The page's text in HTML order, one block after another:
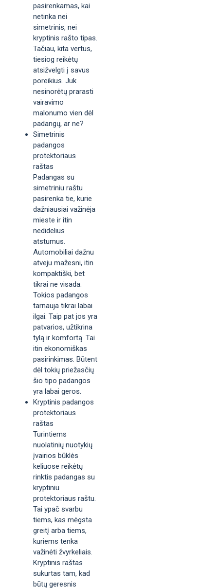
pasirenkamas, kai
netinka nei
simetrinis, nei
kryptinis rašto tipas.
Tačiau, kita vertus,
tiesiog reikėtų
atsižvelgti į savus
poreikius. Juk
nesinorėtų prarasti
vairavimo
malonumo vien dėl
padangų, ar ne?
Simetrinis
padangos
protektoriaus
raštas
Padangas su
simetriniu raštu
pasirenka tie, kurie
dažniausiai važinėja
mieste ir itin
nedidelius
atstumus.
Automobiliai dažnu
atveju mažesni, itin
kompaktiški, bet
tikrai ne visada.
Tokios padangos
tarnauja tikrai labai
ilgai. Taip pat jos yra
patvarios, užtikrina
tylą ir komfortą. Tai
itin ekonomiškas
pasirinkimas. Būtent
dėl tokių priežasčių
šio tipo padangos
yra labai geros.
Kryptinis padangos
protektoriaus
raštas
Turintiems
nuolatinių nuotykių
įvairios būklės
keliuose reikėtų
rinktis padangas su
kryptiniu
protektoriaus raštu.
Tai ypač svarbu
tiems, kas mėgsta
greitį arba tiems,
kuriems tenka
važinėti žvyrkeliais.
Kryptinis raštas
sukurtas tam, kad
būtų geresnis